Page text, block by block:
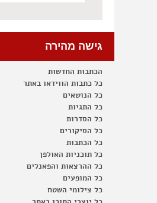
גישה מהירה
הכתבות החדשות
כל כתבות הווידאו באתר
כל הנושאים
כל התגיות
כל הסדרות
כל הסיקורים
כל הכתבות
כל תוכניות האולפן
כל ההרצאות והפאנלים
כל המופעים
כל צילומי השטח